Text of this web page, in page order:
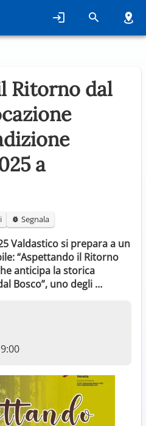
Ritorno dal
a
Segnala
Valdastico si prepara a un
“Aspettando il Ritorno
anticipa la storica
Bosco”, uno degli …